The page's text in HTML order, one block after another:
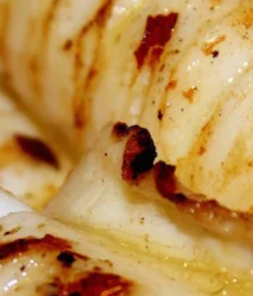
Costolette d'agnello al
rosmarino
Ricetta per 4 persone • Preparazione 20 - 25
min. • Cottura 20 - 25 min. circa Ingredienti:​ 8
costolette di agnello sgrassate di circa...